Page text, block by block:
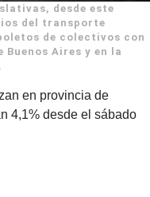
desde este
del transporte
de colectivos con
Buenos Aires y en la
en provincia de
4,1% desde el sábado